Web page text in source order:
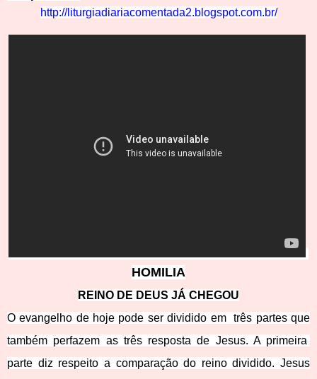
http://liturgiadiariacomentada2.blogspot.com.br/
HOMILIA
REINO DE DEUS JÁ CHEGOU
O evangelho de hoje pode ser dividido em três partes que
também perfazem as três resposta de Jesus. A primeira
parte diz respeito a comparação do reino dividido. Jesus